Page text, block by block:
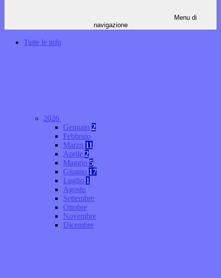
Menu di
navigazione
Tutte le info
2026
Gennaio 2
Febbraio
Marzo 11
Aprile 2
Maggio 5
Giugno 17
Luglio 1
Agosto
Settembre
Ottobre
Novembre
Dicembre